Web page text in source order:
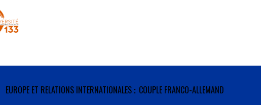
EUROPE ET RELATIONS INTERNATIONALES COUPLE FRANCO-ALLEMAND